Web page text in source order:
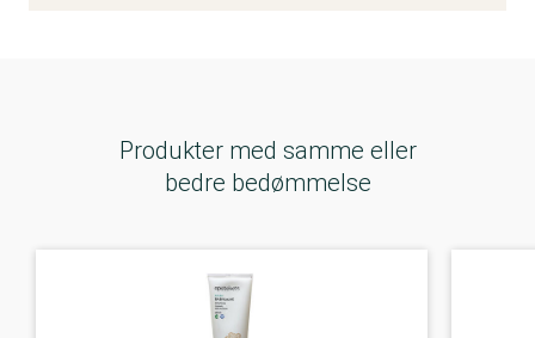
Produkter med samme eller
bedre bedømmelse